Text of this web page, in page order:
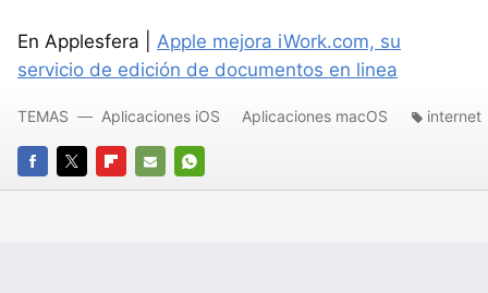
En Applesfera | Apple mejora iWork.com, su
servicio de edición de documentos en linea
FACEBOOK
TWITTERFLIPBOARD
E-
WHATSAPP
TEMAS Aplicaciones iOS Aplicaciones macOS internet